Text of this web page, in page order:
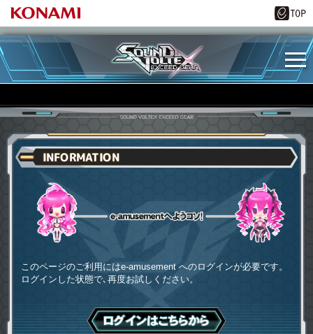
INFORMATION
このページのご利用にはe-amusement へのログインが必要です。
ログインした状態で､再度お試しください。